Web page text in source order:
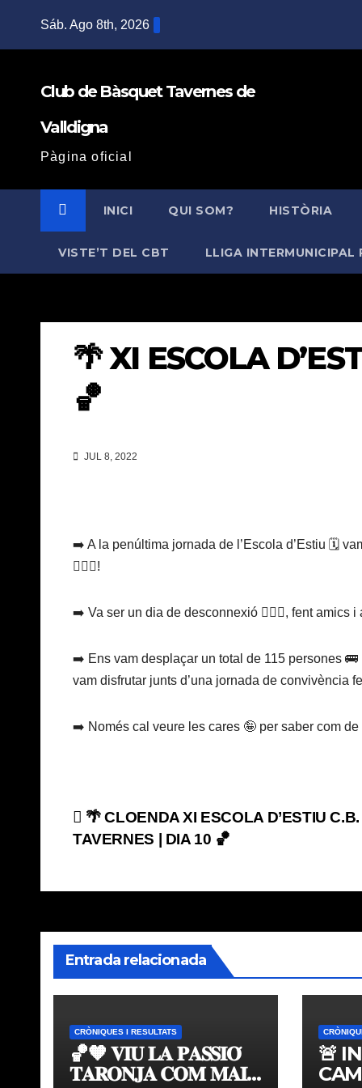
Sáb. Ago 8th, 2026
Club de Bàsquet Tavernes de
Valldigna
Pàgina oficial
INICI QUI SOM? HISTÒRIA
VISTE’T DEL CBT LLIGA INTERMUNICIPAL
🌴 XI ESCOLA
🏀
JUL 8, 2022
➡️ A la penúltima jornada de l’Escola d’Estiu 🗓
🏊🏾‍♂️!
➡️ Va ser un dia de desconnexió 🧘🏽‍♀️, fent amics
➡️ Ens vam desplaçar un total de 115 persones 🚌
vam disfrutar junts d’una jornada de convivència
➡️ Només cal veure les cares 🤪 per saber com de
Navegación
entradas
🌴 CLOENDA XI ESCOLA D’ESTIU C.B.
TAVERNES | DIA 10 🏀
Entrada relacionada
CRÒNIQUES I RESULTATS
🏀🧡 𝐕𝐈𝐔 𝐋𝐀 𝐏𝐀𝐒𝐒𝐈𝐎́
𝐓𝐀𝐑𝐎𝐍𝐉𝐀 𝐂𝐎𝐌 𝐌𝐀𝐈
🚨